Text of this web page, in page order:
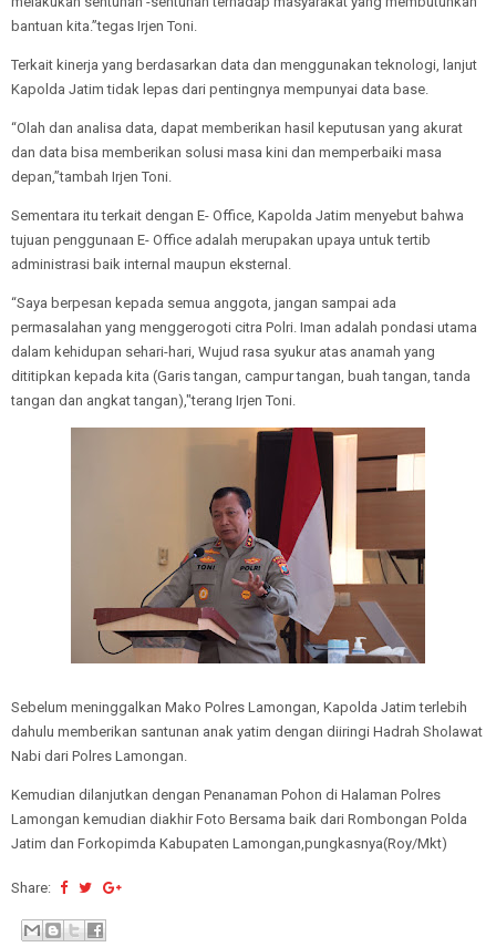
bantuan kita.”tegas Irjen Toni.
Terkait kinerja yang berdasarkan data dan menggunakan teknologi, lanjut
Kapolda Jatim tidak lepas dari pentingnya mempunyai data base.
“Olah dan analisa data, dapat memberikan hasil keputusan yang akurat
dan data bisa memberikan solusi masa kini dan memperbaiki masa
depan,”tambah Irjen Toni.
Sementara itu terkait dengan E- Office, Kapolda Jatim menyebut bahwa
tujuan penggunaan E- Office adalah merupakan upaya untuk tertib
administrasi baik internal maupun eksternal.
“Saya berpesan kepada semua anggota, jangan sampai ada
permasalahan yang menggerogoti citra Polri. Iman adalah pondasi utama
dalam kehidupan sehari-hari, Wujud rasa syukur atas anamah yang
dititipkan kepada kita (Garis tangan, campur tangan, buah tangan, tanda
tangan dan angkat tangan),"terang Irjen Toni.
Sebelum meninggalkan Mako Polres Lamongan, Kapolda Jatim terlebih
dahulu memberikan santunan anak yatim dengan diiringi Hadrah Sholawat
Nabi dari Polres Lamongan.
Kemudian dilanjutkan dengan Penanaman Pohon di Halaman Polres
Lamongan kemudian diakhir Foto Bersama baik dari Rombongan Polda
Jatim dan Forkopimda Kabupaten Lamongan,pungkasnya(Roy/Mkt)
Share: